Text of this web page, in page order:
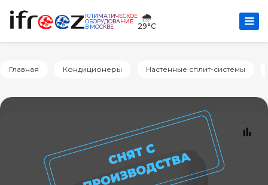
КЛИМАТИЧЕСКОЕ
ОБОРУДОВАНИЕ
В МОСКВЕ
🌧️
29°C
Главная Кондиционеры Настенные сплит-системы